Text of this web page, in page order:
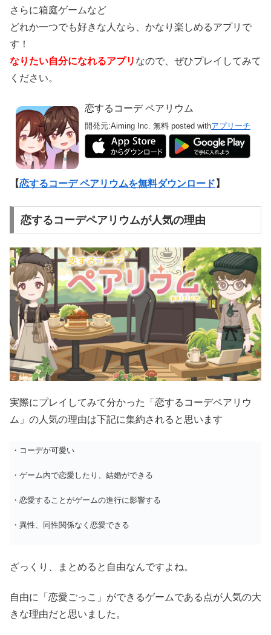
さらに箱庭ゲームなど
どれか一つでも好きな人なら、かなり楽しめるアプリで
す！
なりたい自分になれるアプリ なので、ぜひプレイしてみて
ください。
恋するコーデ ペアリウム
開発元:Aiming Inc. 無料 posted withアプリーチ
【恋するコーデ ペアリウムを無料ダウンロード 】
恋するコーデペアリウムが人気の理由
実際にプレイしてみて分かった「恋するコーデペアリウ
ム」の人気の理由は下記に集約されると思います
・コーデが可愛い
・ゲーム内で恋愛したり、結婚ができる
・恋愛することがゲームの進行に影響する
・異性、同性関係なく恋愛できる
ざっくり、まとめると自由なんですよね。
自由に「恋愛ごっこ」ができるゲームである点が人気の大
きな理由だと思いました。